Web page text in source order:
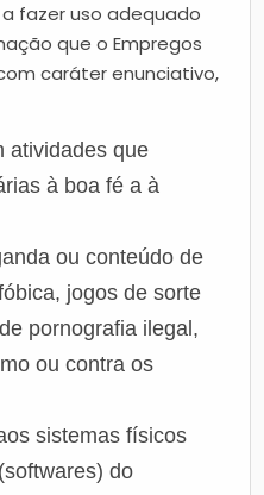
fazer uso adequado
que o Empregos
caráter enunciativo,
atividades que
à boa fé a à
ou conteúdo de
jogos de sorte
pornografia ilegal,
ou contra os
sistemas físicos
do